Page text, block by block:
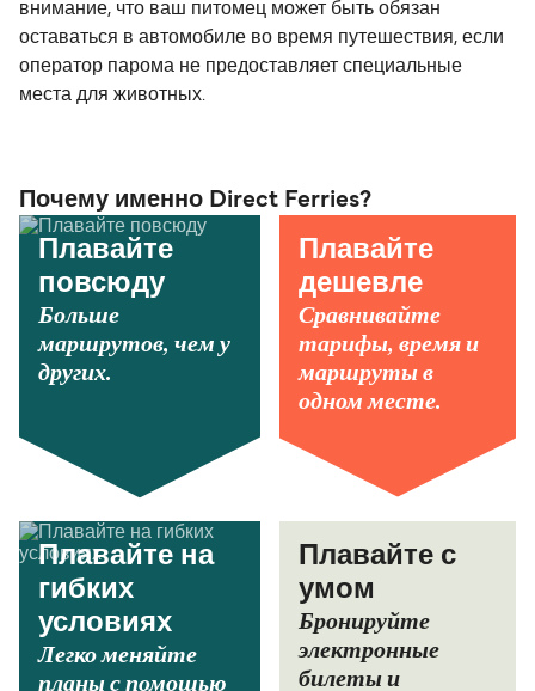
внимание, что ваш питомец может быть обязан
оставаться в автомобиле во время путешествия, если
оператор парома не предоставляет специальные
места для животных.
Почему именно Direct Ferries?
Плавайте
повсюду
Больше
маршрутов, чем у
других.
Плавайте
дешевле
Сравнивайте
тарифы, время и
маршруты в
одном месте.
Плавайте на
гибких
условиях
Легко меняйте
планы с помощью
Плавайте с
умом
Бронируйте
электронные
билеты и